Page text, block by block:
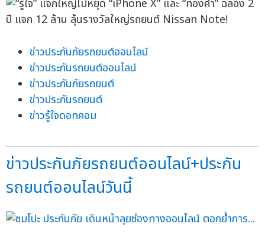
ข่าวประกันภัยรถยนต์ออนไลน์
ข่าวประกันรถยนต์ออนไลน์
ข่าวประกันภัยรถยนต์
ข่าวประกันรถยนต์
ข่าวรู้ใจดอทคอม
ข่าวประกันภัยรถยนต์ออนไลน์+ประกัน
รถยนต์ออนไลน์วันนี้